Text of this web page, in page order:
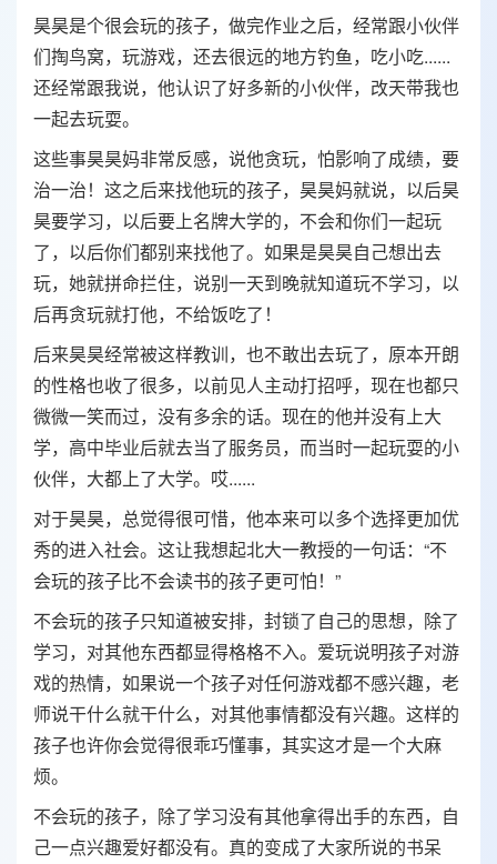
昊昊是个很会玩的孩子，做完作业之后，经常跟小伙伴
们掏鸟窝，玩游戏，还去很远的地方钓鱼，吃小吃......
还经常跟我说，他认识了好多新的小伙伴，改天带我也
一起去玩耍。
这些事昊昊妈非常反感，说他贪玩，怕影响了成绩，要
治一治！这之后来找他玩的孩子，昊昊妈就说，以后昊
昊要学习，以后要上名牌大学的，不会和你们一起玩
了，以后你们都别来找他了。如果是昊昊自己想出去
玩，她就拼命拦住，说别一天到晚就知道玩不学习，以
后再贪玩就打他，不给饭吃了！
后来昊昊经常被这样教训，也不敢出去玩了，原本开朗
的性格也收了很多，以前见人主动打招呼，现在也都只
微微一笑而过，没有多余的话。现在的他并没有上大
学，高中毕业后就去当了服务员，而当时一起玩耍的小
伙伴，大都上了大学。哎......
对于昊昊，总觉得很可惜，他本来可以多个选择更加优
秀的进入社会。这让我想起北大一教授的一句话：“不
会玩的孩子比不会读书的孩子更可怕！”
不会玩的孩子只知道被安排，封锁了自己的思想，除了
学习，对其他东西都显得格格不入。爱玩说明孩子对游
戏的热情，如果说一个孩子对任何游戏都不感兴趣，老
师说干什么就干什么，对其他事情都没有兴趣。这样的
孩子也许你会觉得很乖巧懂事，其实这才是一个大麻
烦。
不会玩的孩子，除了学习没有其他拿得出手的东西，自
己一点兴趣爱好都没有。真的变成了大家所说的书呆